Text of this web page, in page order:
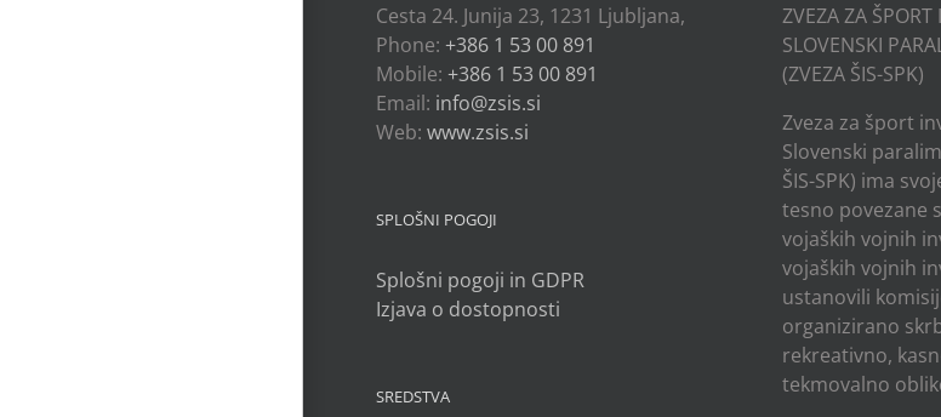
Cesta 24. Junija 23, 1231 Ljubljana,
Phone: +386 1 53 00 891
Mobile: +386 1 53 00 891
Email: info@zsis.si
Web: www.zsis.si
SPLOŠNI POGOJI
Splošni pogoji in GDPR
Izjava o dostopnosti
SREDSTVA
ZVEZA ZA ŠPORT
SLOVENSKI
(ZVEZA ŠIS-SPK)
Zveza za šport
Slovenski
ŠIS-SPK) ima
tesno povezane
vojaških vojnih
vojaških vojnih
ustanovili
organizirano
rekreativno,
tekmovalno